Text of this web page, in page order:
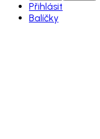
Přihlásit
Balíčky